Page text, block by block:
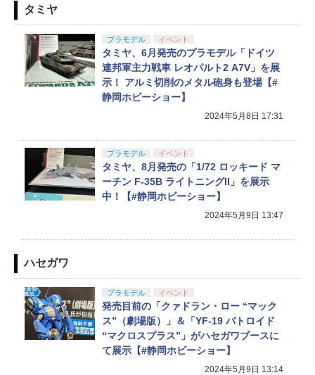
タミヤ
プラモデル イベント
タミヤ、6月発売のプラモデル「ドイツ
連邦軍主力戦車 レオパルト2 A7V」を展
示！ アルミ切削のメタル砲身も登場【#
静岡ホビーショー】
2024年5月8日 17:31
プラモデル イベント
タミヤ、8月発売の「1/72 ロッキード マ
ーチン F-35B ライトニングII」を展示
中！【#静岡ホビーショー】
2024年5月9日 13:47
ハセガワ
プラモデル イベント
発売目前の「クァドラン・ロー “マック
ス”（劇場版）」＆「YF-19 バトロイド
“マクロスプラス”」がハセガワブースに
て展示【#静岡ホビーショー】
2024年5月9日 13:14